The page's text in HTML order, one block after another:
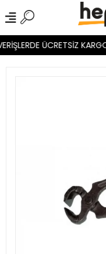
ÜCRETSİZ